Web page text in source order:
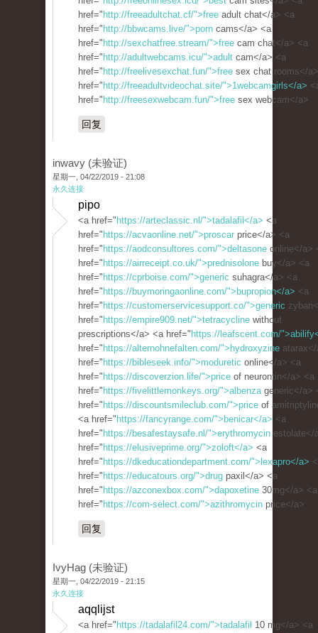
href=" http://freeadultchat.cf/">free adult chat</a> <a
href=" http://bbwcams.live/">porn cams</a> <a
href=" http://sexchatfree.stream/">free cam chat</a> <a
href=" http://adultwebcams.icu/">adult cam</a> <a
href=" http://freelivesexchat.fun/">free sex chat rooms</
href=" http://freeadultvideochat.site/">1webcamgirls</a>
href=" http://freesexwebcam.fun/">free sex webcam</a>
回复
inwavy (未验证)
星期一, 04/22/2019 - 21:08
永久连接
pipo
<a href=" https://arteclassic.nl/">tadalafil</a> <a
href=" https://acvaonline.net/">proscar price</a> <a
href=" https://aodconsultores.com/">deltasone online</a>
href=" https://airreceipt.co.uk/">prednisolone buy</a> <a
href=" https://cprboise.com/">generic suhagra</a> <a
href=" https://buymoringaonline.com/">bupropion</a> <a
href=" https://customerservicesupport.co/">generic
href=" https://empire909.net/">tetracycline without
prescriptions</a> <a href=" https://leafscent.com/
href=" https://alternohnefalten.com/">hydroxyzine
href=" https://bibleseek.info/">moduretic online</a> <a
href=" https://discoverzion.life/">price of neurontin</a> <a
href=" https://fivelittlemonkeys.org/">albenzageneric</a>
href=" https://discountsmileclub.com/">price of
<a href=" https://fancyrange.com/">benicar</a> <a
href=" https://besafestaysafe.nl/">erythromycin estolate</
href=" https://elusiveprime.org/">zoloft</a> <a
href=" https://dkeducationdepartment.com/">lexapro</a>
href=" https://educatours.org/">drug paxil</a> <a
href=" https://azconexbox.com/">dapoxetine 30mg</a> <a
href=" https://com-select.com/">azithromycin price</a>
回复
IvyHag (未验证)
星期一, 04/22/2019 - 21:15
永久连接
aqqlijst
<a href=" https://tadalafil24.com/">tadalafil 10 mg</a> <a